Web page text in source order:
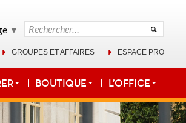
Rechercher :
▼
GROUPES ET AFFAIRES ESPACE PRO
BOUTIQUE L’OFFICE